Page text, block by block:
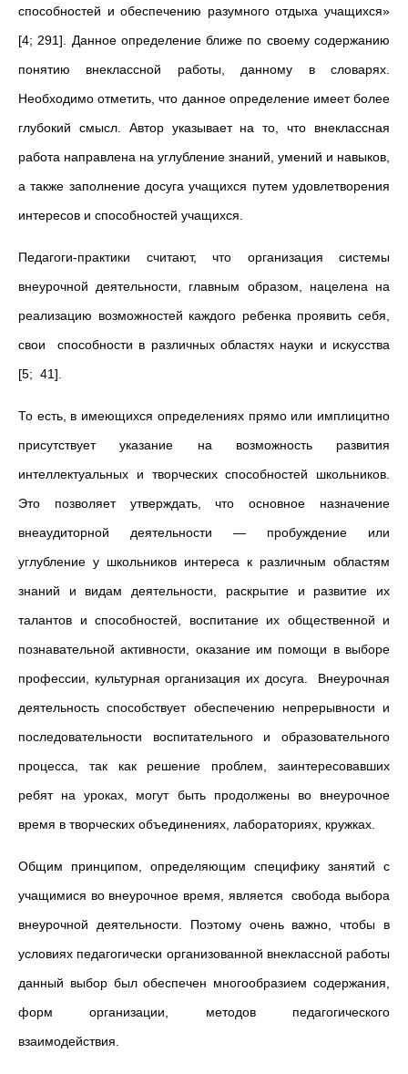
способностей и обеспечению разумного отдыха учащихся»
[4; 291]. Данное определение ближе по своему содержанию
понятию внеклассной работы, данному в словарях.
Необходимо отметить, что данное определение имеет более
глубокий смысл. Автор указывает на то, что внеклассная
работа направлена на углубление знаний, умений и навыков,
а также заполнение досуга учащихся путем удовлетворения
интересов и способностей учащихся.
Педагоги-практики считают, что организация системы
внеурочной деятельности, главным образом, нацелена на
реализацию возможностей каждого ребенка проявить себя,
свои способности в различных областях науки и искусства
[5; 41].
То есть, в имеющихся определениях прямо или имплицитно
присутствует указание на возможность развития
интеллектуальных и творческих способностей школьников.
Это позволяет утверждать, что основное назначение
внеаудиторной деятельности — пробуждение или
углубление у школьников интереса к различным областям
знаний и видам деятельности, раскрытие и развитие их
талантов и способностей, воспитание их общественной и
познава­тельной активности, оказание им помощи в выборе
профессии, культурная организация их досуга. Внеурочная
деятельность способствует обеспечению непрерывности и
последователь­ности воспитательного и образовательного
процесса, так как решение проблем, заинтересовавших
ребят на уроках, могут быть продолжены во внеурочное
время в творческих объединениях, лабораториях, кружках.
Общим принципом, определяющим специфику занятий с
учащимися во внеурочное время, является свобода выбора
внеурочной деятельности. Поэтому очень важно, чтобы в
условиях педагогически организованной внеклассной работы
данный выбор был обеспечен многообразием содержания,
форм организации, методов педагогического
взаимодействия.